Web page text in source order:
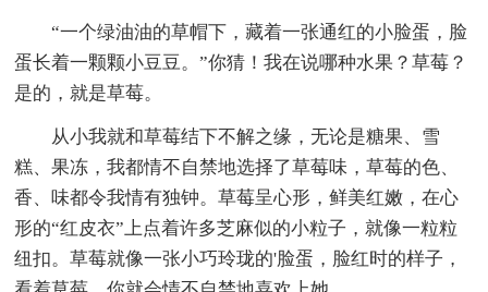
“一个绿油油的草帽下，藏着一张通红的小脸蛋，脸
蛋长着一颗颗小豆豆。”你猜！我在说哪种水果？草莓？
是的，就是草莓。
从小我就和草莓结下不解之缘，无论是糖果、雪
糕、果冻，我都情不自禁地选择了草莓味，草莓的色、
香、味都令我情有独钟。草莓呈心形，鲜美红嫩，在心
形的“红皮衣”上点着许多芝麻似的小粒子，就像一粒粒
纽扣。草莓就像一张小巧玲珑的'脸蛋，脸红时的样子，